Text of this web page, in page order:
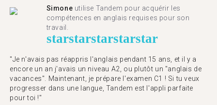
Simone utilise Tandem pour acquérir les
compétences en anglais requises pour son
travail.
starstarstarstarstar
"Je n'avais pas réappris l'anglais pendant 15 ans, et il y a
encore un an j'avais un niveau A2, ou plutôt un "anglais de
vacances". Maintenant, je prépare l'examen C1 ! Si tu veux
progresser dans une langue, Tandem est l'appli parfaite
pour toi !"